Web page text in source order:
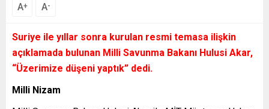
A+ A-
Suriye ile yıllar sonra kurulan resmi temasa ilişkin
açıklamada bulunan Milli Savunma Bakanı Hulusi Akar,
“Üzerimize düşeni yaptık” dedi.
Milli Nizam